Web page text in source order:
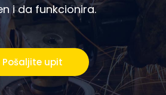
i da funkcionira.
Pošaljite upit